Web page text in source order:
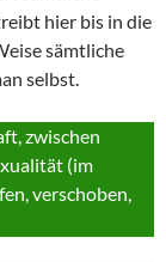
hier bis in die
sämtliche
selbst.
zwischen
(im
verschoben,